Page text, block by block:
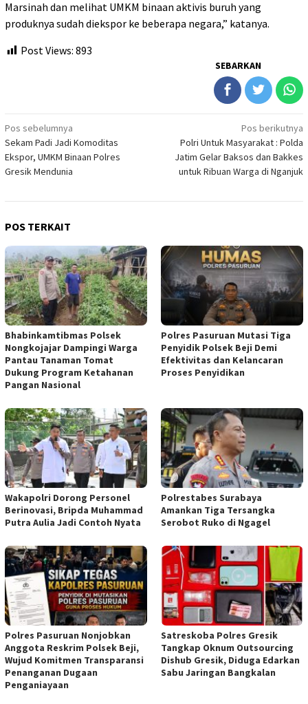
Marsinah dan melihat UMKM binaan aktivis buruh yang
produknya sudah diekspor ke beberapa negara,” katanya.
Post Views: 893
SEBARKAN
Navigasi
pos
Pos sebelumnya
Sekam Padi Jadi Komoditas
Ekspor, UMKM Binaan Polres
Gresik Mendunia
Pos berikutnya
Polri Untuk Masyarakat : Polda
Jatim Gelar Baksos dan Bakkes
untuk Ribuan Warga di Nganjuk
POS TERKAIT
Bhabinkamtibmas Polsek
Nongkojajar Dampingi Warga
Pantau Tanaman Tomat
Dukung Program Ketahanan
Pangan Nasional
Polres Pasuruan Mutasi Tiga
Penyidik Polsek Beji Demi
Efektivitas dan Kelancaran
Proses Penyidikan
Wakapolri Dorong Personel
Berinovasi, Bripda Muhammad
Putra Aulia Jadi Contoh Nyata
Polrestabes Surabaya
Amankan Tiga Tersangka
Serobot Ruko di Ngagel
Polres Pasuruan Nonjobkan
Anggota Reskrim Polsek Beji,
Wujud Komitmen Transparansi
Penanganan Dugaan
Penganiayaan
Satreskoba Polres Gresik
Tangkap Oknum Outsourcing
Dishub Gresik, Diduga Edarkan
Sabu Jaringan Bangkalan